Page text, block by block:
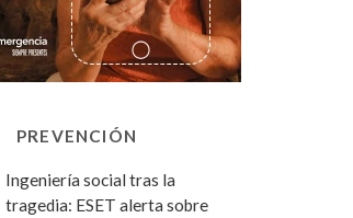
PREVENCIÓN
Ingeniería social tras la
tragedia: ESET alerta sobre